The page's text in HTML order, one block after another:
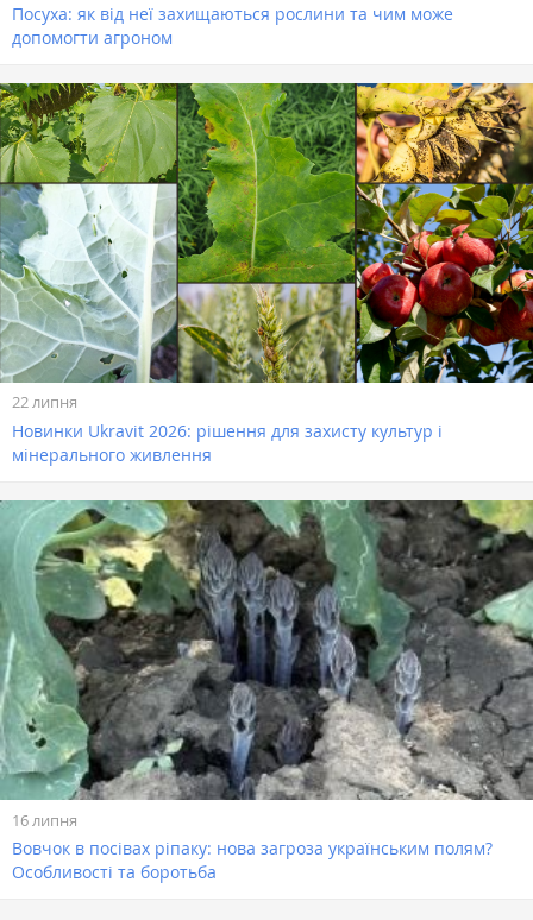
Посуха: як від неї захищаються рослини та чим може
допомогти агроном
22 липня
Новинки Ukravit 2026: рішення для захисту культур і
мінерального живлення
16 липня
Вовчок в посівах ріпаку: нова загроза українським полям?
Особливості та боротьба